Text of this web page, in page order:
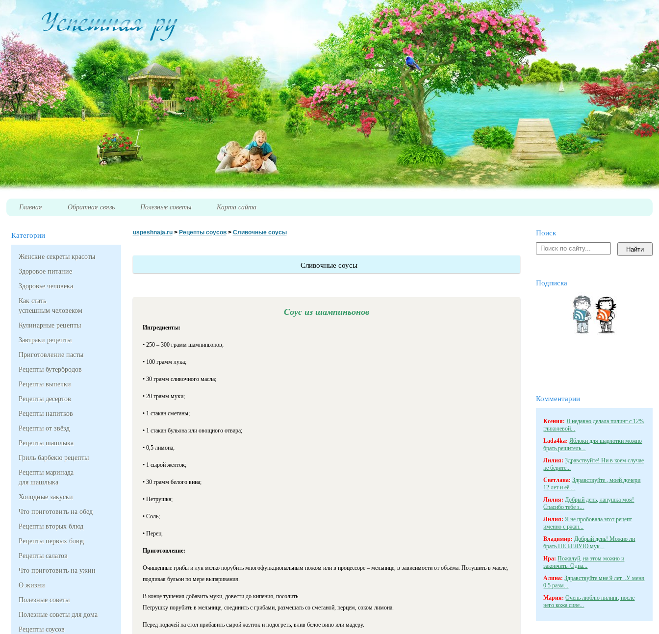
Главная Обратная связь Полезные советы Карта сайта
Категории
Женские секреты красоты
Здоровое питание
Здоровье человека
Как стать
успешным человеком
Кулинарные рецепты
Завтраки рецепты
Приготовление пасты
Рецепты бутербродов
Рецепты выпечки
Рецепты десертов
Рецепты напитков
Рецепты от звёзд
Рецепты шашлыка
Гриль барбекю рецепты
Рецепты маринада
для шашлыка
Холодные закуски
Что приготовить на обед
Рецепты вторых блюд
Рецепты первых блюд
Рецепты салатов
Что приготовить на ужин
О жизни
Полезные советы
Полезные советы для дома
Рецепты соусов
uspeshnaja.ru> Рецепты соусов> Сливочные соусы
Сливочные соусы
Соус из шампиньонов
Ингредиенты:
• 250 – 300 грамм шампиньонов;
• 100 грамм лука;
• 30 грамм сливочного масла;
• 20 грамм муки;
• 1 стакан сметаны;
• 1 стакан бульона или овощного отвара;
• 0,5 лимона;
• 1 сырой желток;
• 30 грамм белого вина;
• Петрушка;
• Соль;
• Перец.
Приготовление:
Очищенные грибы и лук мелко порубить многофункциональным ножом или в процессоре – мельнице, в зависимости от объёма. Потушить в масле,
подливая бульон по мере выпаривания.
В конце тушения добавить муки, довести до кипения, посолить.
Петрушку порубить в мельнице, соединить с грибами, размешать со сметаной, перцем, соком лимона.
Перед подачей на стол прибавить сырой желток и подогреть, влив белое вино или мадеру.
Поиск
Подписка
Комментарии
Ксения: Я недавно делала пилинг с 12%
гликолевой...
Lada4ka: Яблоки для шарлотки можно
брать решитель...
Лилия: Здравствуйте! Ни в коем случае
не берите...
Светлана: Здравствуйте , моей дочери
12 лет и её ...
Лилия: Добрый день, лапушка моя!
Спасибо тебе з...
Лилия: Я не пробовала этот рецепт
именно с ржан...
Владимир: Добрый день! Можно ли
брать НЕ БЕЛУЮ мук...
Ира: Пожалуй, на этом можно и
закончить. Одна...
Алина: Здравствуйте мне 9 лет ..У меня
0.5 разм...
Мария: Очень люблю пилинг, после
него кожа сияе...